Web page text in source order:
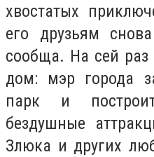
хвостатых
его друзьям
сообща. На сей
дом: мэр города
парк и
бездушные
Злюка и других